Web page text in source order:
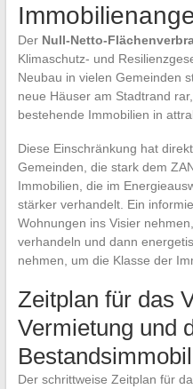
Der Null-Netto-
Klimaschutz- und
Neubau in vielen Gemeinden
neue Häuser am Stadtrand
bestehende Immobilien in
Diese Einschränkung hat
Gemeinden, die stark dem
Immobilien, die im
stärker verhandelt. Ein
Wohnungen ins Visier
verhandeln und dann
nehmen, um die Klasse der
Zeitplan für das
Vermietung und
Der schrittweise Zeitplan für